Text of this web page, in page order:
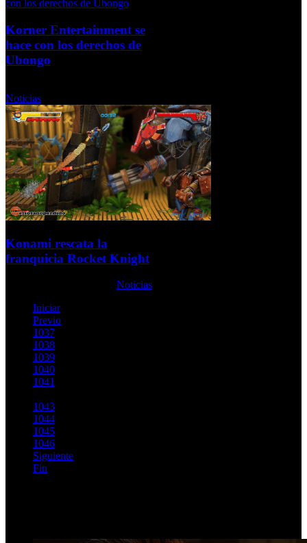
Korner Entertainment se
hace con los derechos de
Ubongo
Noticias
Konami rescata la
franquicia Rocket Knight
Noticias
Iniciar
Previo
1037
1038
1039
1040
1041
1043
1044
1045
1046
Siguiente
Fin